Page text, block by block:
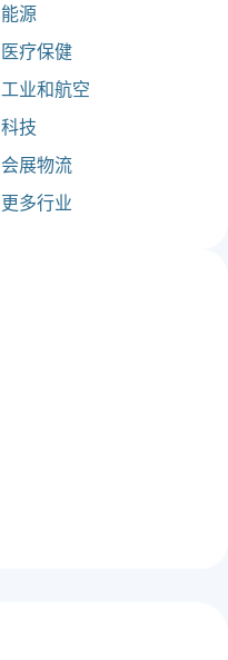
能源
医疗保健
工业和航空
科技
会展物流
更多行业